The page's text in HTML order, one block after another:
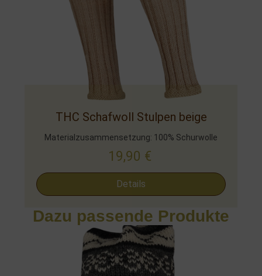
THC Schafwoll Stulpen beige
Materialzusammensetzung: 100% Schurwolle
19,90 €
Details
Dazu passende Produkte